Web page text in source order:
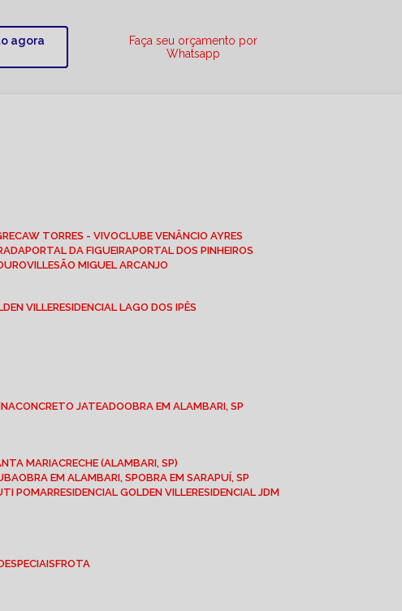
agora
Faça seu orçamento por
Whatsapp
CAW TORRES - VIVO CLUBE VENÂNCIO AYRES
PORTAL DA FIGUEIRA PORTAL DOS PINHEIROS
SÃO MIGUEL ARCANJO
VILLE RESIDENCIAL LAGO DOS IPÊS
CONCRETO JATEADO
OBRA EM ALAMBARI, SP
MARIA CRECHE (ALAMBARI, SP)
OBRA EM ALAMBARI, SP
OBRA EM SARAPUÍ, SP
POMAR RESIDENCIAL GOLDEN VILLE RESIDENCIAL JDM
ESPECIAIS FROTA